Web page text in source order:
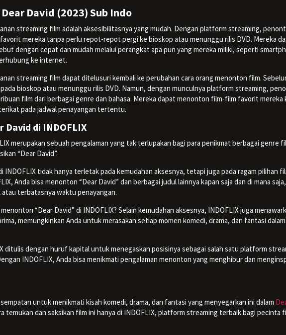
David (2023) Sub Indo
streaming film adalah aksesibilitasnya yang mudah. Dengan platform streaming,
mereka tanpa perlu repot-repot pergi ke bioskop atau menunggu rilis DVD. Mereka
dengan cepat dan mudah melalui perangkat apa pun yang mereka miliki, seperti
ke internet.
streaming film dapat ditelusuri kembali ke perubahan cara orang menonton film.
bioskop atau menunggu rilis DVD. Namun, dengan munculnya platform streaming,
film dari berbagai genre dan bahasa. Mereka dapat menonton film-film favorit mereka
pada jadwal penayangan tertentu.
David di INDOFLIX
merupakan sebuah pengalaman yang tak terlupakan bagi para penikmat berbagai genre
“Dear David”.
INDOFLIX tidak hanya terletak pada kemudahan aksesnya, tetapi juga pada ragam pilihan
Anda bisa menonton “Dear David” dan berbagai judul lainnya kapan saja dan di mana
terbatasnya waktu penayangan.
“Dear David” di INDOFLIX? Selain kemudahan aksesnya, INDOFLIX juga
memungkinkan Anda untuk merasakan setiap momen komedi, drama, dan fantasi
ditulis dengan huruf kapital untuk menegaskan posisinya sebagai salah satu platform
INDOFLIX, Anda bisa menikmati pengalaman menonton yang menghibur dan
untuk menikmati kisah komedi, drama, dan fantasi yang menyegarkan ini dalam
temukan dan saksikan film ini hanya di INDOFLIX, platform streaming terbaik bagi pecinta